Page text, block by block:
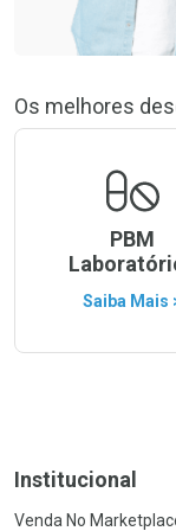
Os melhores
PBM
Saiba Mais
Institucional
Venda No